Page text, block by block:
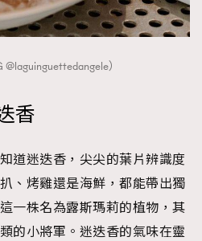
）
香
道迷迭香，尖尖的葉片辨識度
、烤雞還是海鮮，都能帶出獨
一株名為露斯瑪莉的植物，其
的小將軍。迷迭香的氣味在靈